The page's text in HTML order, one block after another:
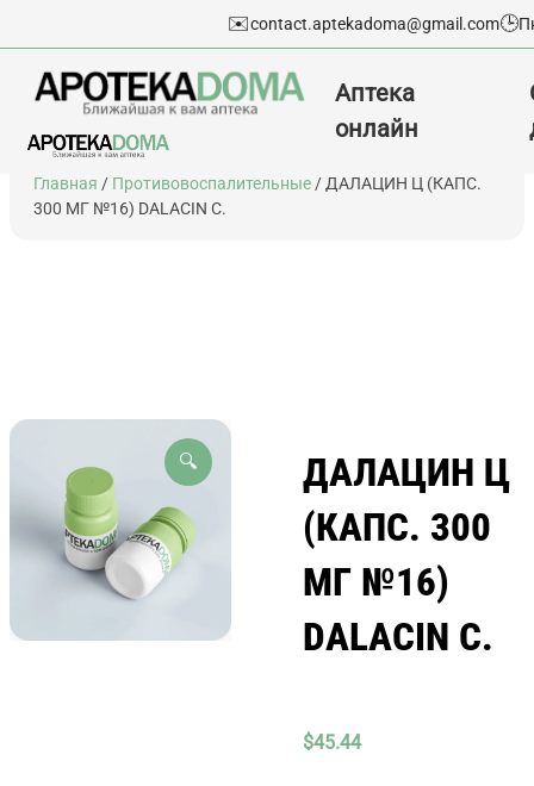
Перейти
содержимому
✉️contact.aptekadoma@gmail.com🕒
Аптека
онлайн
Главная / Противовоспалительные / ДАЛАЦИН Ц (КАПС.
300 МГ №16) DALACIN C.
🔍
ДАЛАЦИН Ц
(КАПС. 300
МГ №16)
DALACIN C.
$45.44